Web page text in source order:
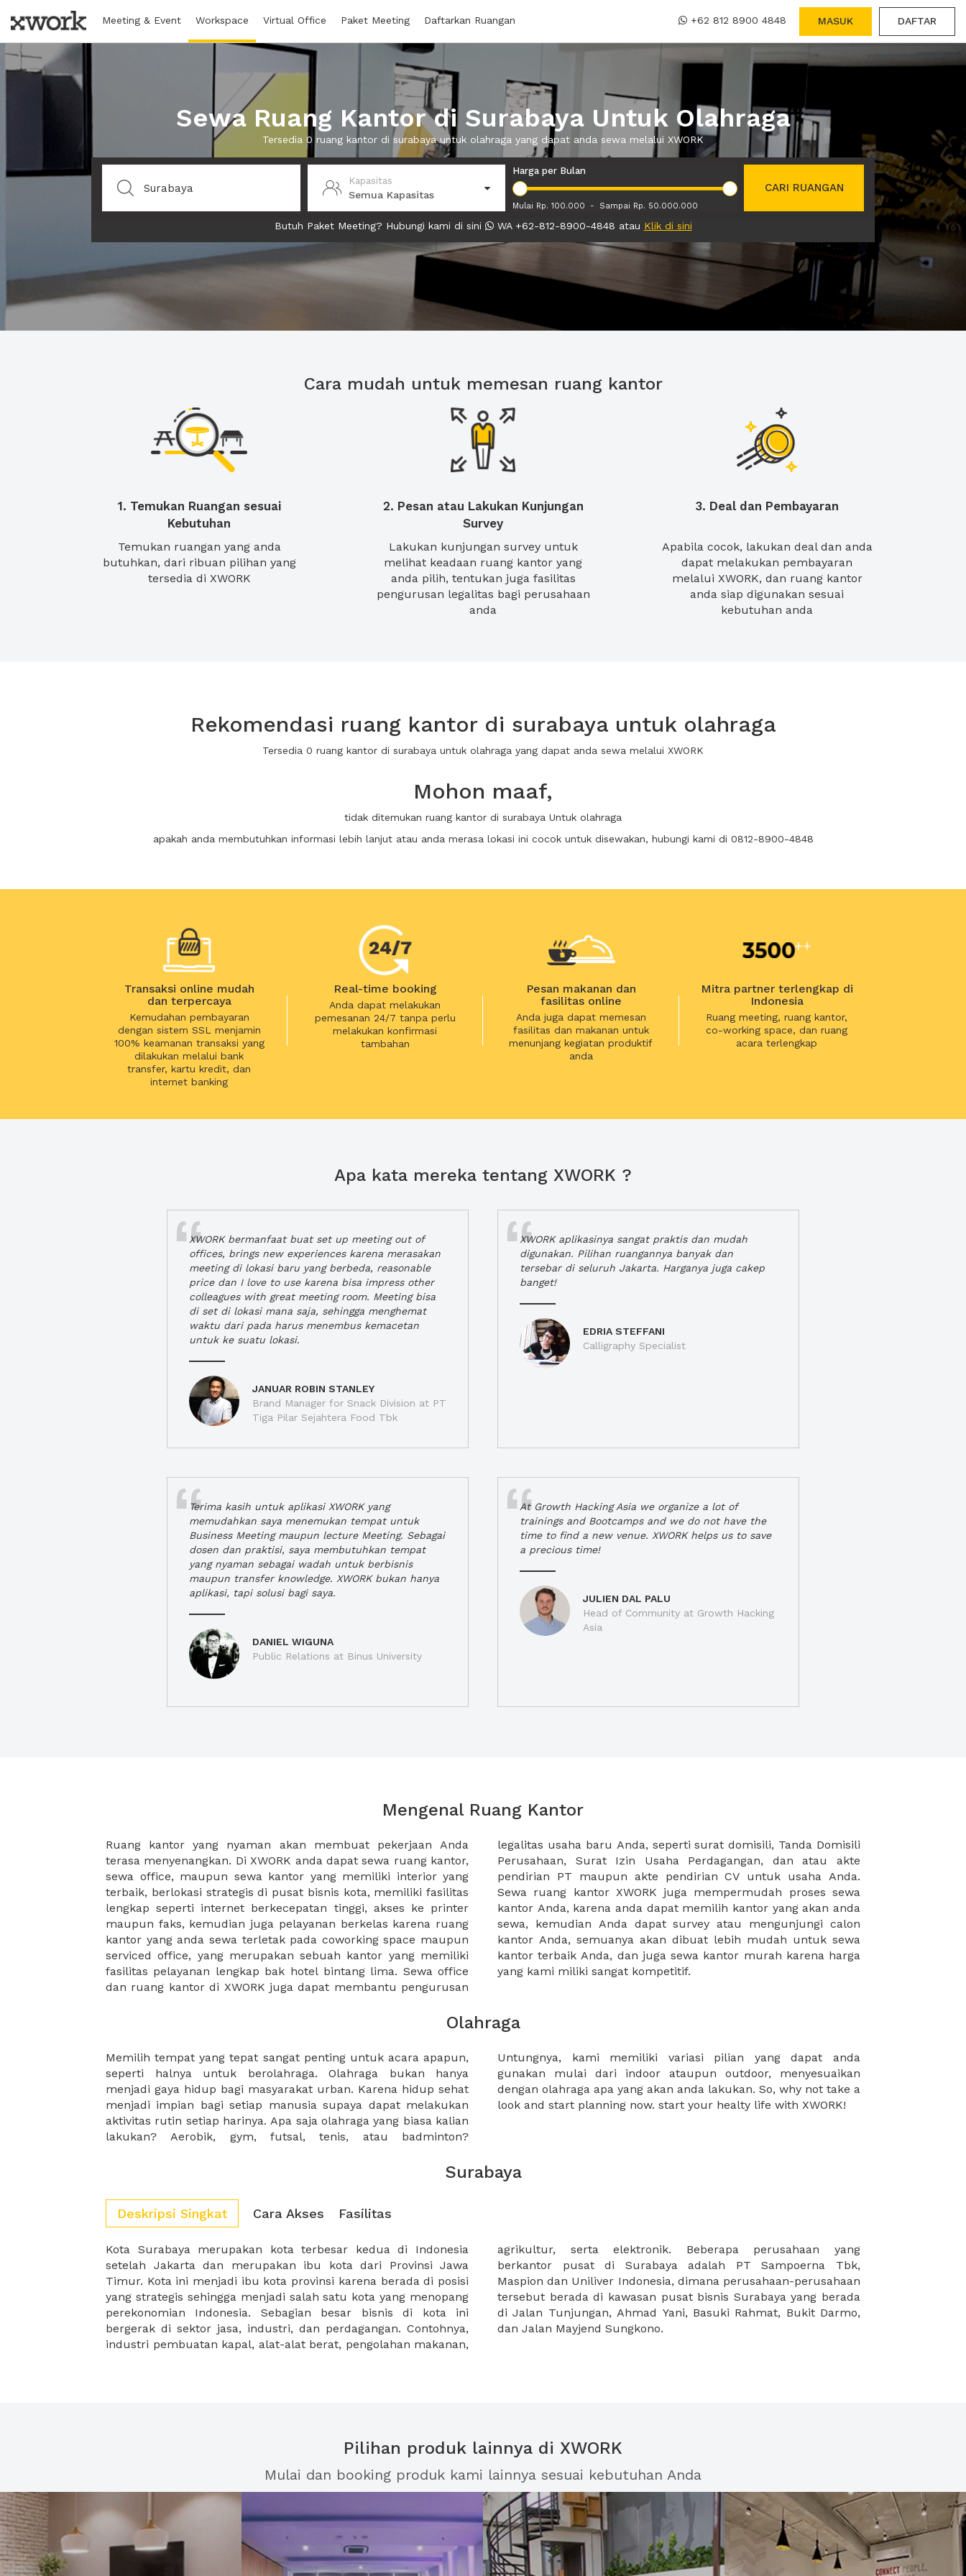
Meeting & Event Workspace Virtual Office Paket Meeting Daftarkan Ruangan +62 812 8900 4848 MASUK DAFTAR
Sewa Ruang Kantor di Surabaya Untuk Olahraga
Tersedia 0 ruang kantor di surabaya untuk olahraga yang dapat anda sewa melalui XWORK
Kapasitas
Semua Kapasitas
Harga per Bulan
Mulai Rp. 100.000 - Sampai Rp. 50.000.000
CARI RUANGAN
Butuh Paket Meeting? Hubungi kami di sini WA +62-812-8900-4848 atau Klik di sini
Cara mudah untuk memesan ruang kantor
1. Temukan Ruangan sesuai
Kebutuhan
Temukan ruangan yang anda
butuhkan, dari ribuan pilihan yang
tersedia di XWORK
2. Pesan atau Lakukan Kunjungan
Survey
Lakukan kunjungan survey untuk
melihat keadaan ruang kantor yang
anda pilih, tentukan juga fasilitas
pengurusan legalitas bagi perusahaan
anda
3. Deal dan Pembayaran
Apabila cocok, lakukan deal dan anda
dapat melakukan pembayaran
melalui XWORK, dan ruang kantor
anda siap digunakan sesuai
kebutuhan anda
Rekomendasi ruang kantor di surabaya untuk olahraga
Tersedia 0 ruang kantor di surabaya untuk olahraga yang dapat anda sewa melalui XWORK
Mohon maaf,
tidak ditemukan ruang kantor di surabaya Untuk olahraga
apakah anda membutuhkan informasi lebih lanjut atau anda merasa lokasi ini cocok untuk disewakan, hubungi kami di 0812-8900-4848
Transaksi online mudah
dan terpercaya
Kemudahan pembayaran
dengan sistem SSL menjamin
100% keamanan transaksi yang
dilakukan melalui bank
transfer, kartu kredit, dan
internet banking
Real-time booking
Anda dapat melakukan
pemesanan 24/7 tanpa perlu
melakukan konfirmasi
tambahan
Pesan makanan dan
fasilitas online
Anda juga dapat memesan
fasilitas dan makanan untuk
menunjang kegiatan produktif
anda
Mitra partner terlengkap di
Indonesia
Ruang meeting, ruang kantor,
co-working space, dan ruang
acara terlengkap
Apa kata mereka tentang XWORK ?
XWORK bermanfaat buat set up meeting out of
offices, brings new experiences karena merasakan
meeting di lokasi baru yang berbeda, reasonable
price dan I love to use karena bisa impress other
colleagues with great meeting room. Meeting bisa
di set di lokasi mana saja, sehingga menghemat
waktu dari pada harus menembus kemacetan
untuk ke suatu lokasi.
JANUAR ROBIN STANLEY
Brand Manager for Snack Division at PT
Tiga Pilar Sejahtera Food Tbk
XWORK aplikasinya sangat praktis dan mudah
digunakan. Pilihan ruangannya banyak dan
tersebar di seluruh Jakarta. Harganya juga cakep
banget!
EDRIA STEFFANI
Calligraphy Specialist
Terima kasih untuk aplikasi XWORK yang
memudahkan saya menemukan tempat untuk
Business Meeting maupun lecture Meeting. Sebagai
dosen dan praktisi, saya membutuhkan tempat
yang nyaman sebagai wadah untuk berbisnis
maupun transfer knowledge. XWORK bukan hanya
aplikasi, tapi solusi bagi saya.
DANIEL WIGUNA
Public Relations at Binus University
At Growth Hacking Asia we organize a lot of
trainings and Bootcamps and we do not have the
time to find a new venue. XWORK helps us to save
a precious time!
JULIEN DAL PALU
Head of Community at Growth Hacking
Asia
Mengenal Ruang Kantor
Ruang kantor yang nyaman akan membuat pekerjaan Anda
terasa menyenangkan. Di XWORK anda dapat sewa ruang kantor,
sewa office, maupun sewa kantor yang memiliki interior yang
terbaik, berlokasi strategis di pusat bisnis kota, memiliki fasilitas
lengkap seperti internet berkecepatan tinggi, akses ke printer
maupun faks, kemudian juga pelayanan berkelas karena ruang
kantor yang anda sewa terletak pada coworking space maupun
serviced office, yang merupakan sebuah kantor yang memiliki
fasilitas pelayanan lengkap bak hotel bintang lima. Sewa office
dan ruang kantor di XWORK juga dapat membantu pengurusan
legalitas usaha baru Anda, seperti surat domisili, Tanda Domisili
Perusahaan, Surat Izin Usaha Perdagangan, dan atau akte
pendirian PT maupun akte pendirian CV untuk usaha Anda.
Sewa ruang kantor XWORK juga mempermudah proses sewa
kantor Anda, karena anda dapat memilih kantor yang akan anda
sewa, kemudian Anda dapat survey atau mengunjungi calon
kantor Anda, semuanya akan dibuat lebih mudah untuk sewa
kantor terbaik Anda, dan juga sewa kantor murah karena harga
yang kami miliki sangat kompetitif.
Olahraga
Memilih tempat yang tepat sangat penting untuk acara apapun,
seperti halnya untuk berolahraga. Olahraga bukan hanya
menjadi gaya hidup bagi masyarakat urban. Karena hidup sehat
menjadi impian bagi setiap manusia supaya dapat melakukan
aktivitas rutin setiap harinya. Apa saja olahraga yang biasa kalian
lakukan? Aerobik, gym, futsal, tenis, atau badminton?
Untungnya, kami memiliki variasi pilian yang dapat anda
gunakan mulai dari indoor ataupun outdoor, menyesuaikan
dengan olahraga apa yang akan anda lakukan. So, why not take a
look and start planning now. start your healty life with XWORK!
Surabaya
Deskripsi Singkat Cara Akses Fasilitas
Kota Surabaya merupakan kota terbesar kedua di Indonesia
setelah Jakarta dan merupakan ibu kota dari Provinsi Jawa
Timur. Kota ini menjadi ibu kota provinsi karena berada di posisi
yang strategis sehingga menjadi salah satu kota yang menopang
perekonomian Indonesia. Sebagian besar bisnis di kota ini
bergerak di sektor jasa, industri, dan perdagangan. Contohnya,
industri pembuatan kapal, alat-alat berat, pengolahan makanan,
agrikultur, serta elektronik. Beberapa perusahaan yang
berkantor pusat di Surabaya adalah PT Sampoerna Tbk,
Maspion dan Uniliver Indonesia, dimana perusahaan-perusahaan
tersebut berada di kawasan pusat bisnis Surabaya yang berada
di Jalan Tunjungan, Ahmad Yani, Basuki Rahmat, Bukit Darmo,
dan Jalan Mayjend Sungkono.
Pilihan produk lainnya di XWORK
Mulai dan booking produk kami lainnya sesuai kebutuhan Anda